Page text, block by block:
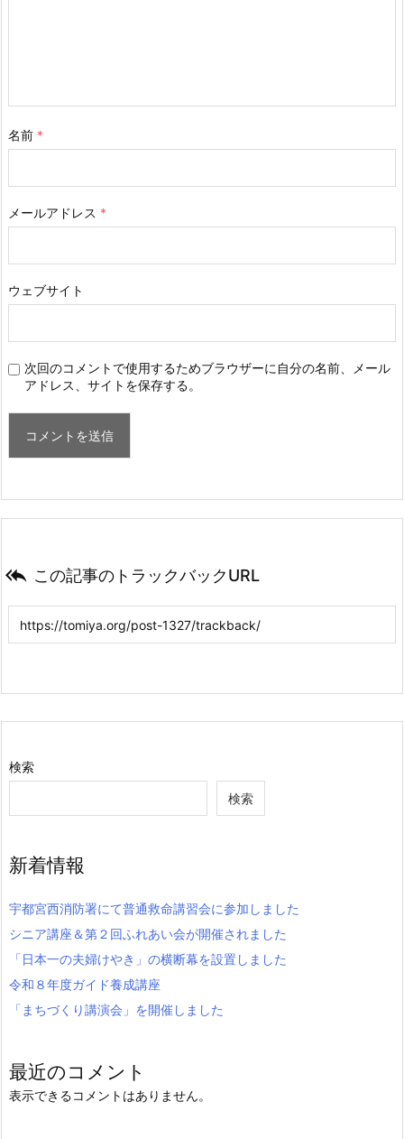
名前 *
メールアドレス *
ウェブサイト
次回のコメントで使用するためブラウザーに自分の名前、メール
アドレス、サイトを保存する。
 この記事のトラックバックURL
検索
検索
新着情報
宇都宮西消防署にて普通救命講習会に参加しました
シニア講座＆第２回ふれあい会が開催されました
「日本一の夫婦けやき」の横断幕を設置しました
令和８年度ガイド養成講座
「まちづくり講演会」を開催しました
最近のコメント
表示できるコメントはありません。